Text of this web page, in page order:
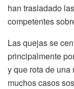
han trasladado
competentes
Las quejas se
principalmente
y que rota de una
muchos casos